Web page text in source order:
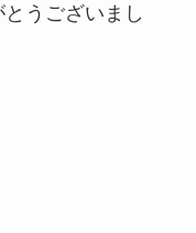
うございまし